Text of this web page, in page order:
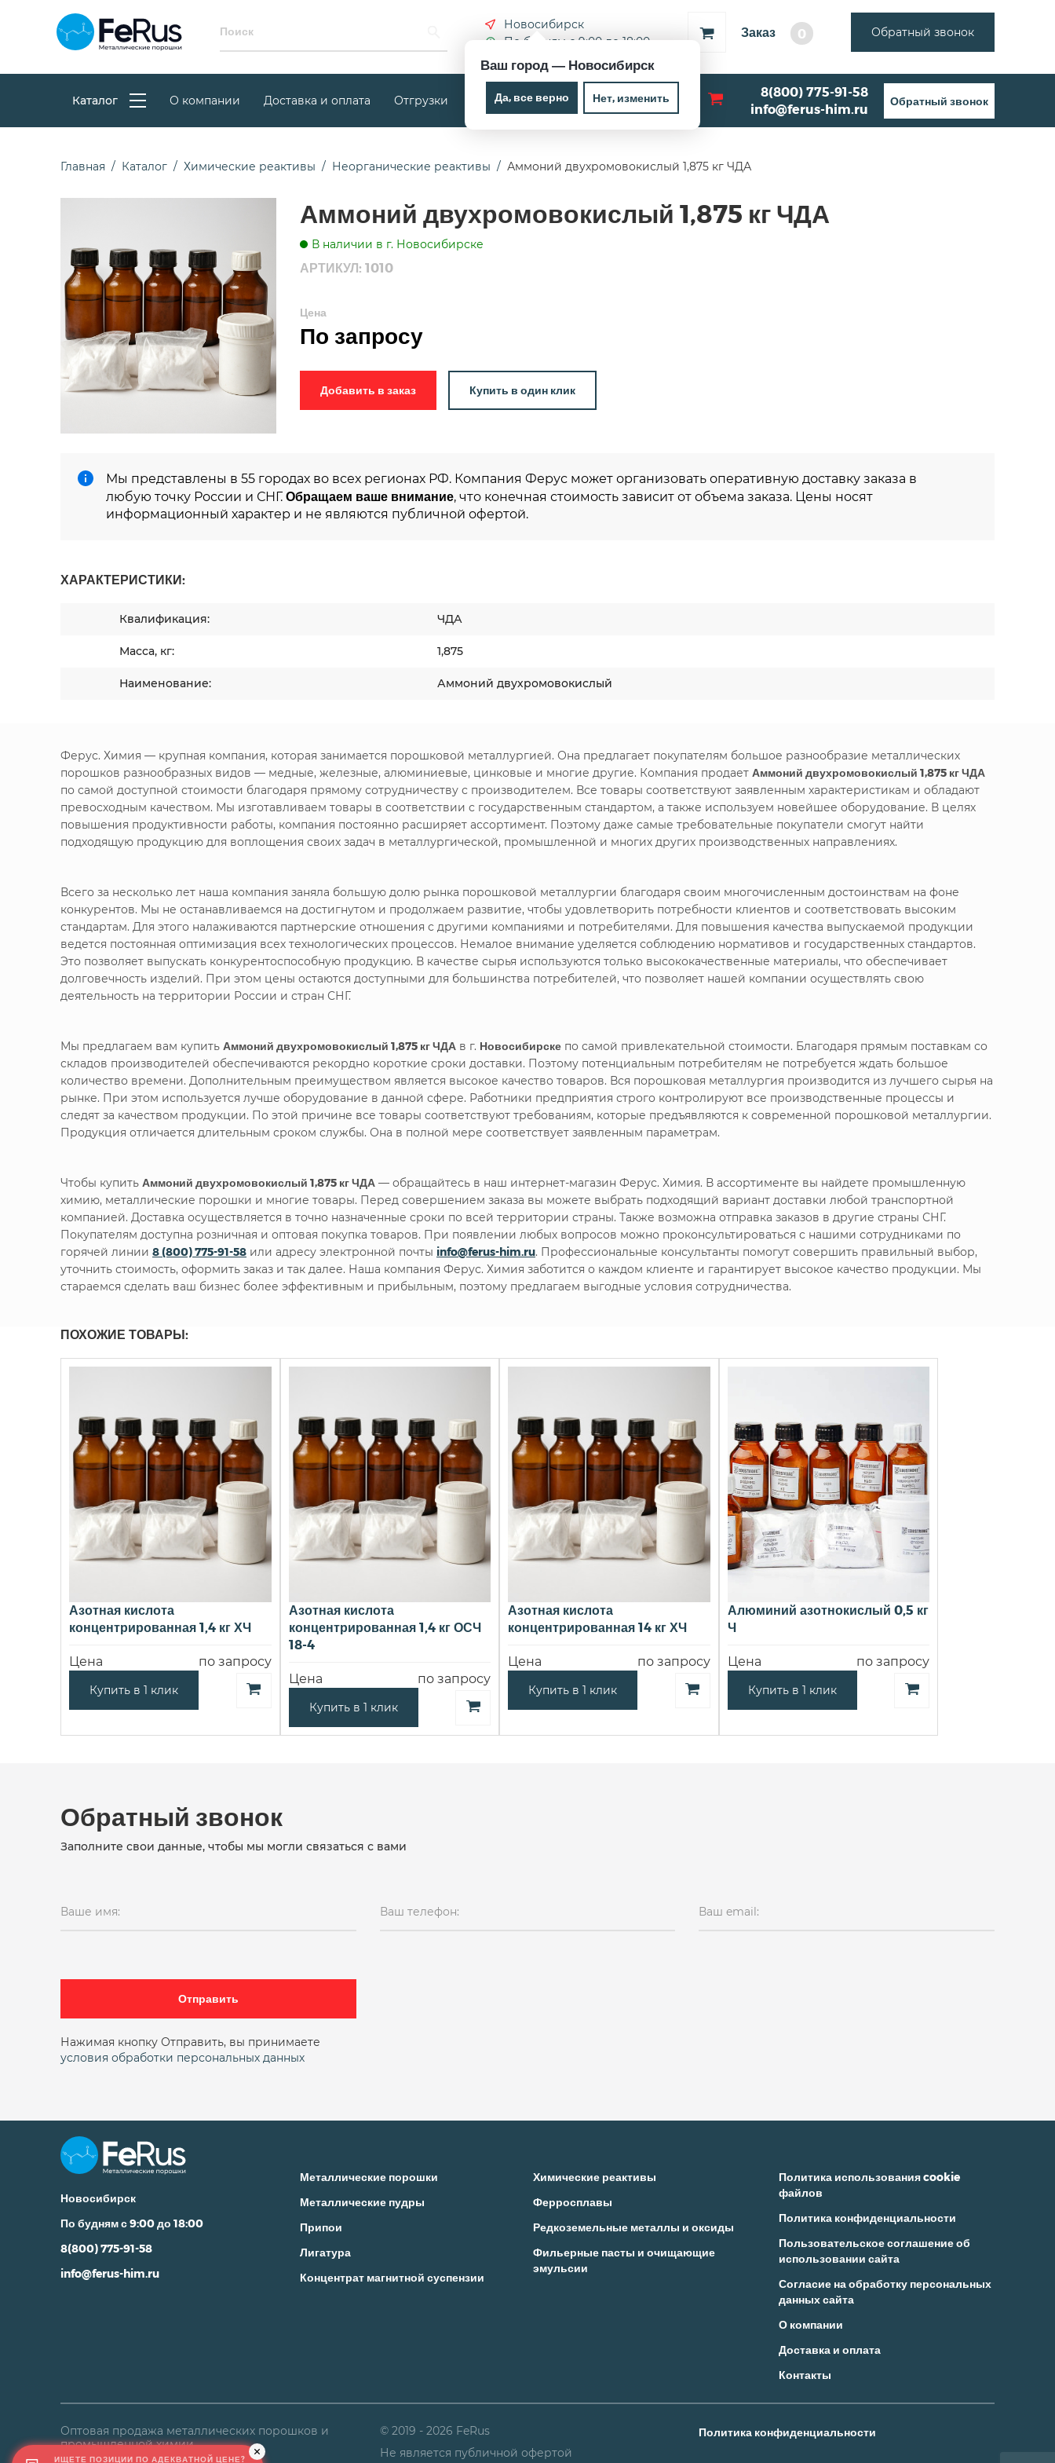
Новосибирск
Ваш город — Новосибирск
Да, все верно Нет, изменить
По будням с 9:00 до 18:00
Заказ 0 Обратный звонок
Каталог О компании Доставка и оплата Отгрузки Новости Контакты
8(800) 775-91-58
info@ferus-him.ru
Обратный звонок
Главная Каталог Химические реактивы Неорганические реактивы Аммоний двухромовокислый 1,875 кг ЧДА
Аммоний двухромовокислый 1,875 кг ЧДА
В наличии в г. Новосибирске
АРТИКУЛ: 1010
Цена
По запросу
Добавить в заказ Купить в один клик
Мы представлены в 55 городах во всех регионах РФ. Компания Ферус может организовать оперативную доставку заказа в
любую точку России и СНГ. Обращаем ваше внимание, что конечная стоимость зависит от объема заказа. Цены носят
информационный характер и не являются публичной офертой.
ХАРАКТЕРИСТИКИ:
Квалификация: ЧДА
Масса, кг: 1,875
Наименование: Аммоний двухромовокислый
Ферус. Химия — крупная компания, которая занимается порошковой металлургией. Она предлагает покупателям большое разнообразие металлических
порошков разнообразных видов — медные, железные, алюминиевые, цинковые и многие другие. Компания продает Аммоний двухромовокислый 1,875 кг ЧДА
по самой доступной стоимости благодаря прямому сотрудничеству с производителем. Все товары соответствуют заявленным характеристикам и обладают
превосходным качеством. Мы изготавливаем товары в соответствии с государственным стандартом, а также используем новейшее оборудование. В целях
повышения продуктивности работы, компания постоянно расширяет ассортимент. Поэтому даже самые требовательные покупатели смогут найти
подходящую продукцию для воплощения своих задач в металлургической, промышленной и многих других производственных направлениях.
Всего за несколько лет наша компания заняла большую долю рынка порошковой металлургии благодаря своим многочисленным достоинствам на фоне
конкурентов. Мы не останавливаемся на достигнутом и продолжаем развитие, чтобы удовлетворить потребности клиентов и соответствовать высоким
стандартам. Для этого налаживаются партнерские отношения с другими компаниями и потребителями. Для повышения качества выпускаемой продукции
ведется постоянная оптимизация всех технологических процессов. Немалое внимание уделяется соблюдению нормативов и государственных стандартов.
Это позволяет выпускать конкурентоспособную продукцию. В качестве сырья используются только высококачественные материалы, что обеспечивает
долговечность изделий. При этом цены остаются доступными для большинства потребителей, что позволяет нашей компании осуществлять свою
деятельность на территории России и стран СНГ.
Мы предлагаем вам купить Аммоний двухромовокислый 1,875 кг ЧДА в г. Новосибирске по самой привлекательной стоимости. Благодаря прямым поставкам со
складов производителей обеспечиваются рекордно короткие сроки доставки. Поэтому потенциальным потребителям не потребуется ждать большое
количество времени. Дополнительным преимуществом является высокое качество товаров. Вся порошковая металлургия производится из лучшего сырья на
рынке. При этом используется лучше оборудование в данной сфере. Работники предприятия строго контролируют все производственные процессы и
следят за качеством продукции. По этой причине все товары соответствуют требованиям, которые предъявляются к современной порошковой металлургии.
Продукция отличается длительным сроком службы. Она в полной мере соответствует заявленным параметрам.
Чтобы купить Аммоний двухромовокислый 1,875 кг ЧДА — обращайтесь в наш интернет-магазин Ферус. Химия. В ассортименте вы найдете промышленную
химию, металлические порошки и многие товары. Перед совершением заказа вы можете выбрать подходящий вариант доставки любой транспортной
компанией. Доставка осуществляется в точно назначенные сроки по всей территории страны. Также возможна отправка заказов в другие страны СНГ.
Покупателям доступна розничная и оптовая покупка товаров. При появлении любых вопросов можно проконсультироваться с нашими сотрудниками по
горячей линии 8 (800) 775-91-58 или адресу электронной почты info@ferus-him.ru. Профессиональные консультанты помогут совершить правильный выбор,
уточнить стоимость, оформить заказ и так далее. Наша компания Ферус. Химия заботится о каждом клиенте и гарантирует высокое качество продукции. Мы
стараемся сделать ваш бизнес более эффективным и прибыльным, поэтому предлагаем выгодные условия сотрудничества.
ПОХОЖИЕ ТОВАРЫ:
Азотная кислота
концентрированная 1,4 кг ХЧ
Цена по запросу
Купить в 1 клик
Азотная кислота
концентрированная 1,4 кг ОСЧ
18-4
Цена по запросу
Купить в 1 клик
Азотная кислота
концентрированная 14 кг ХЧ
Цена по запросу
Купить в 1 клик
Алюминий азотнокислый 0,5 кг
Ч
Цена по запросу
Купить в 1 клик
Обратный звонок
Заполните свои данные, чтобы мы могли связаться с вами
Ваше имя: Ваш телефон: Ваш email:
Отправить
Нажимая кнопку Отправить, вы принимаете
условия обработки персональных данных
Новосибирск
По будням с 9:00 до 18:00
8(800) 775-91-58
info@ferus-him.ru
Металлические порошки
Металлические пудры
Припои
Лигатура
Концентрат магнитной суспензии
Химические реактивы
Ферросплавы
Редкоземельные металлы и оксиды
Фильерные пасты и очищающие
эмульсии
Политика использования cookie
файлов
Политика конфиденциальности
Пользовательское соглашение об
использовании сайта
Согласие на обработку персональных
данных сайта
О компании
Доставка и оплата
Контакты
Оптовая продажа металлических порошков и
промышленной химии
© 2019 - 2026 FeRus
Не является публичной офертой
Политика конфиденциальности
ИЩЕТЕ ПОЗИЦИИ ПО АДЕКВАТНОЙ ЦЕНЕ?